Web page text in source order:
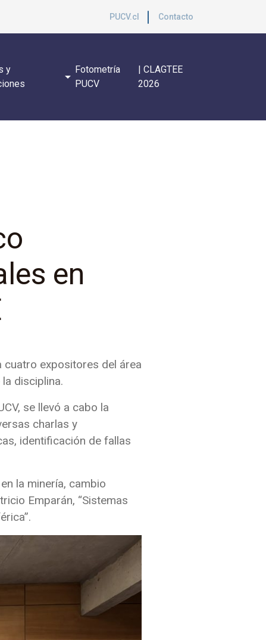
PUCV.cl Contacto
y
arrow_drop_down
Fotometría
PUCV
| CLAGTEE
2026
en
cuatro expositores del área
disciplina.
se llevó a cabo la
charlas y
identificación de fallas
la minería, cambio
Emparán, “Sistemas